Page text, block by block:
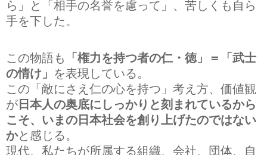
ら」と「相手の名誉を慮って」、苦しくも自ら
手を下した。
この物語も 「権力を持つ者の仁・徳」＝「武士
の情け」 を表現している。
この「敵にさえ仁の心を持つ」考え方、価値観
が日本人の奥底にしっかりと刻まれているから
こそ、いまの日本社会を創り上げたのではない
かと感じる。
現代、私たちが所属する組織、会社、団体、自